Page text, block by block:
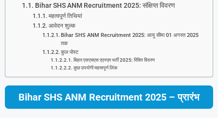
Bihar SHS ANM Recruitment 2025: संक्षिप्त विवरण
महत्वपूर्ण तिथियां
आवेदन शुल्क
Bihar SHS ANM Recruitment 2025: आयु सीमा 01 अगस्त 2025
तक
कुल पोस्ट
बिहार एसएचएस एएनएम भर्ती 2025: रिक्ति विवरण
कुछ उपयोगी महत्वपूर्ण लिंक
Bihar SHS ANM Recruitment 2025 – प्रारंभ